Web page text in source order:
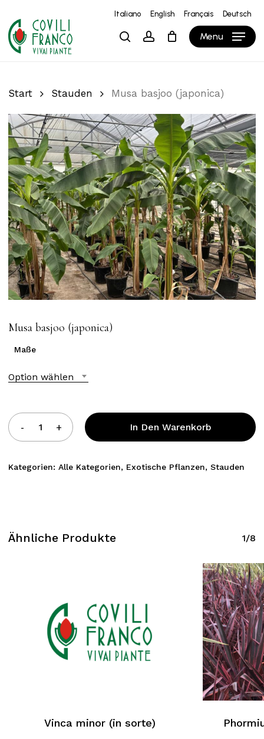
main
content
Italiano English Français Deutsch
searchaccount Menu
Warenkorb Close
Cart
Start Stauden Musa basjoo (japonica)
Musa basjoo (japonica)
Maße
Option wählen
In Den Warenkorb
Kategorien: Alle Kategorien, Exotische Pflanzen, Stauden
Ähnliche Produkte 1/8
Vinca minor (in sorte)